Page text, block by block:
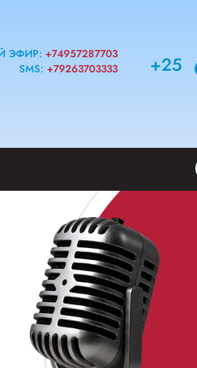
ЭФИР: +74957287703
SMS: +79263703333 +25